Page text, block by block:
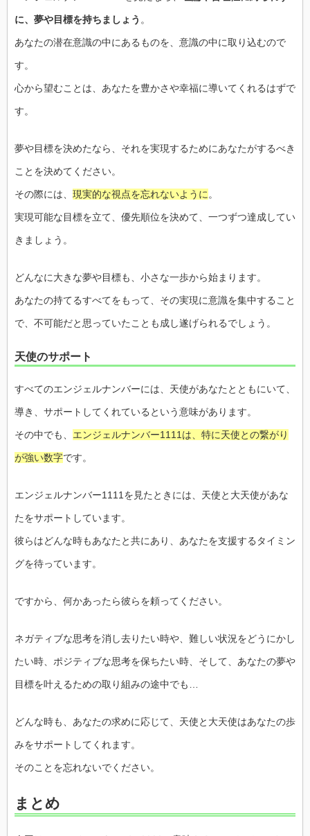
に、夢や目標を持ちましょう 。
あなたの潜在意識の中にあるものを、意識の中に取り込むので
す。
心から望むことは、あなたを豊かさや幸福に導いてくれるはずで
す。
夢や目標を決めたなら、それを実現するためにあなたがするべき
ことを決めてください。
その際には、 現実的な視点を忘れないように 。
実現可能な目標を立て、優先順位を決めて、一つずつ達成してい
きましょう。
どんなに大きな夢や目標も、小さな一歩から始まります。
あなたの持てるすべてをもって、その実現に意識を集中すること
で、不可能だと思っていたことも成し遂げられるでしょう。
天使のサポート
すべてのエンジェルナンバーには、天使があなたとともにいて、
導き、サポートしてくれているという意味があります。
その中でも、 エンジェルナンバー1111は、特に天使との繋がり
が強い数字です。
エンジェルナンバー1111を見たときには、天使と大天使があな
たをサポートしています。
彼らはどんな時もあなたと共にあり、あなたを支援するタイミン
グを待っています。
ですから、何かあったら彼らを頼ってください。
ネガティブな思考を消し去りたい時や、難しい状況をどうにかし
たい時、ポジティブな思考を保ちたい時、そして、あなたの夢や
目標を叶えるための取り組みの途中でも…
どんな時も、あなたの求めに応じて、天使と大天使はあなたの歩
みをサポートしてくれます。
そのことを忘れないでください。
まとめ